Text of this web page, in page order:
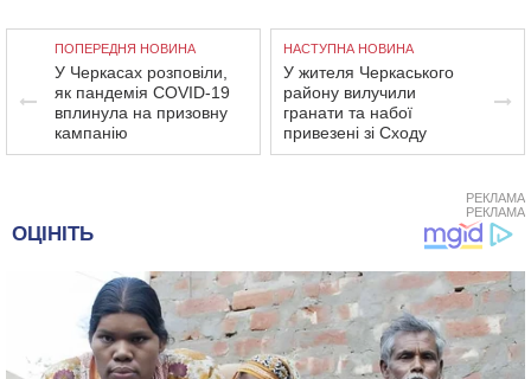
ПОПЕРЕДНЯ НОВИНА
У Черкасах розповіли,
як пандемія COVID-19
вплинула на призовну
кампанію
НАСТУПНА НОВИНА
У жителя Черкаського
району вилучили
гранати та набої
привезені зі Сходу
РЕКЛАМА
РЕКЛАМА